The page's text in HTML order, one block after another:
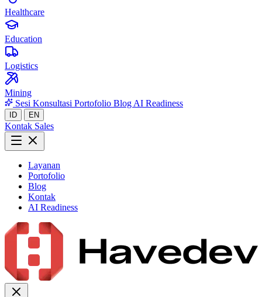
Healthcare
Education
Logistics
Mining
Sesi Konsultasi Portofolio Blog AI Readiness
ID EN
Kontak Sales
Layanan
Portofolio
Blog
Kontak
AI Readiness